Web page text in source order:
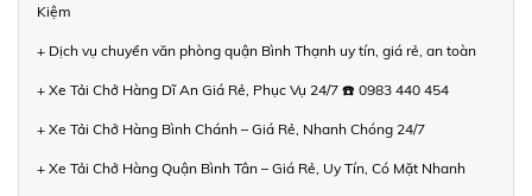
Kiệm
+ Dịch vụ chuyển văn phòng quận Bình Thạnh uy tín, giá rẻ, an toàn
+ Xe Tải Chở Hàng Dĩ An Giá Rẻ, Phục Vụ 24/7 ☎️ 0983 440 454
+ Xe Tải Chở Hàng Bình Chánh – Giá Rẻ, Nhanh Chóng 24/7
+ Xe Tải Chở Hàng Quận Bình Tân – Giá Rẻ, Uy Tín, Có Mặt Nhanh